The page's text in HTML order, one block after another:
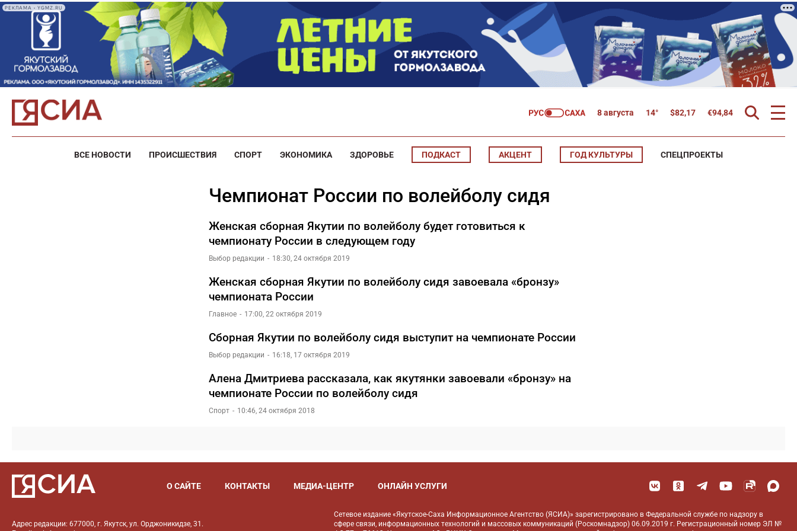
РЕКЛАМА • YGMZ.RU
8 августа 14° $82,17 €94,84
ВСЕ НОВОСТИ ПРОИСШЕСТВИЯ СПОРТ ЭКОНОМИКА ЗДОРОВЬЕ ПОДКАСТ АКЦЕНТ ГОД КУЛЬТУРЫ СПЕЦПРОЕКТЫ
чемпионат России по волейболу сидя
Женская сборная Якутии по волейболу будет готовиться к
чемпионату России в следующем году
Выбор редакции 18:30, 24 октября 2019
Женская сборная Якутии по волейболу сидя завоевала «бронзу»
чемпионата России
Главное 17:00, 22 октября 2019
Сборная Якутии по волейболу сидя выступит на чемпионате России
Выбор редакции 16:18, 17 октября 2019
Алена Дмитриева рассказала, как якутянки завоевали «бронзу» на
чемпионате России по волейболу сидя
Спорт 10:46, 24 октября 2018
О САЙТЕ КОНТАКТЫ МЕДИА-ЦЕНТР ОНЛАЙН УСЛУГИ
Адрес редакции: 677000, г. Якутск, ул. Орджоникидзе, 31.
Сетевое издание «Якутское-Саха Информационное Агентство (ЯСИА)» зарегистрировано в Федеральной службе по надзору в
сфере связи, информационных технологий и массовых коммуникаций (Роскомнадзор) 06.09.2019 г. Регистрационный номер ЭЛ №